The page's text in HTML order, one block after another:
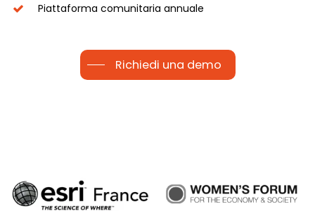
Piattaforma comunitaria annuale
Richiedi una demo